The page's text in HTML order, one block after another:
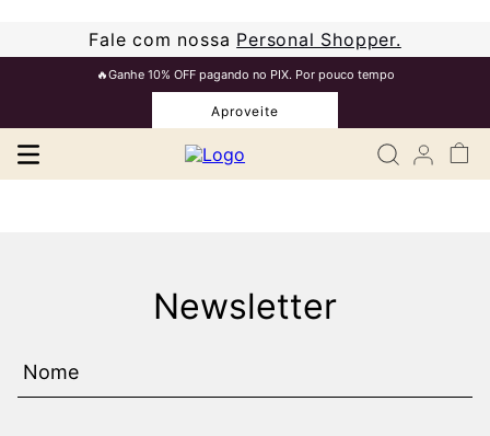
Fale com nossa Personal Shopper.
🔥Ganhe 10% OFF pagando no PIX. Por pouco tempo
Aproveite
Newsletter